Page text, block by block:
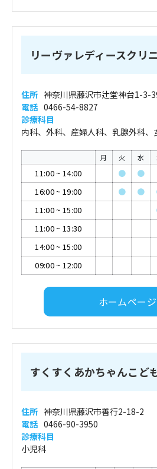
リーヴァレディースクリ
住所 神奈川県藤沢市辻堂神台1-
電話 0466-54-8827
診療科目
内科、外科、産婦人科、乳腺外科、
月 火 水
11:00~ 14:00 ●
●
16:00~ 19:00 ● ●
11:00~ 15:00
11:00~ 13:30
14:00~ 15:00
09:00~ 12:00
ホームペー
すくすくあかちゃんこど
住所 神奈川県藤沢市善行2-18-2
電話 0466-90-3950
診療科目
小児科